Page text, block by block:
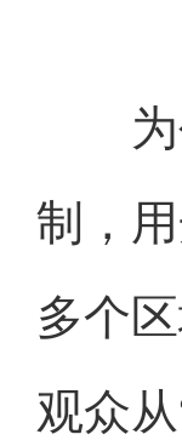
为创
制，
多个
观众